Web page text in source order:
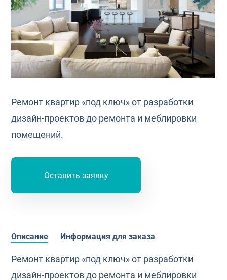
Ремонт квартир «под ключ» от разработки
дизайн-проектов до ремонта и меблировки
помещений.
Оставить заявку
Описание Информация для заказа
Ремонт квартир «под ключ» от разработки
дизайн-проектов до ремонта и меблировки